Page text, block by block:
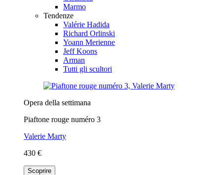
Marmo
Tendenze
Valérie Hadida
Richard Orlinski
Yoann Merienne
Jeff Koons
Arman
Tutti gli scultori
Opera della settimana
Piaftone rouge numéro 3
Valerie Marty
430 €
Scoprire